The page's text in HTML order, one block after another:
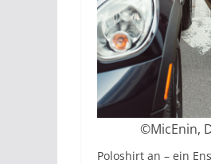
©MicEnin,
Poloshirt an – ein